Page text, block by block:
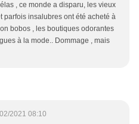
, ce monde a disparu, les vieux
parfois insalubres ont été acheté à
bobos , les boutiques odorantes
à la mode.. Dommage , mais
2021 08:10